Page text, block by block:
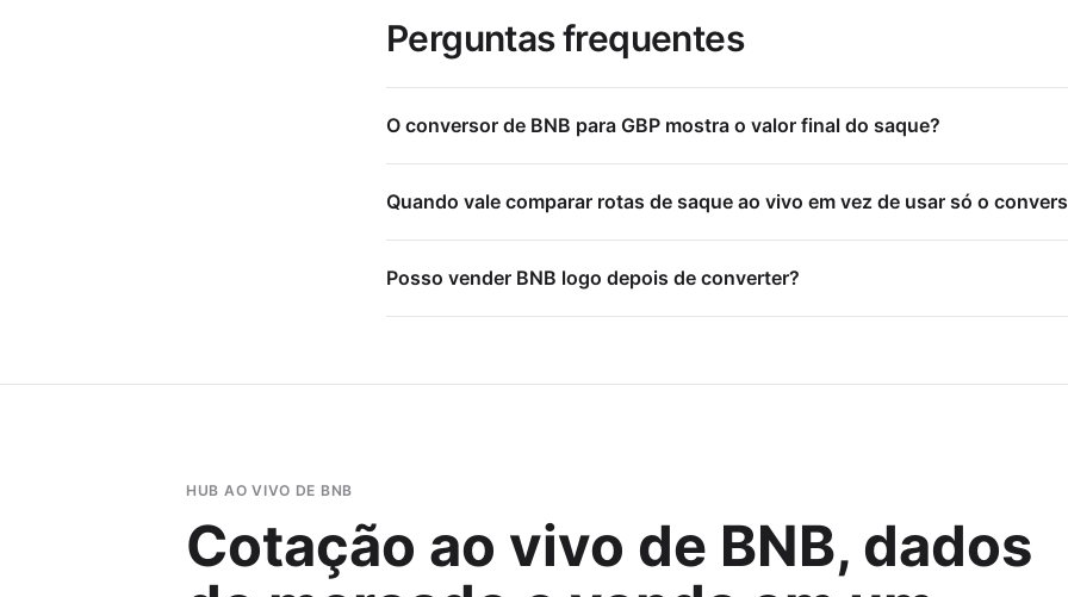
Perguntas frequentes
O conversor de BNB para GBP mostra o valor final do saque?
Quando vale comparar rotas de saque ao vivo em vez de usar só o
Posso vender BNB logo depois de converter?
HUB AO VIVO DE BNB
Cotação ao vivo de BNB, dados